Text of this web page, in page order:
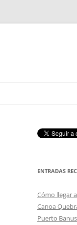
ENTRADAS
Cómo llegar
Canoa
Puerto